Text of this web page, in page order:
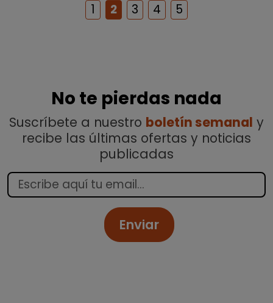
1 2 3 4 5
No te pierdas nada
Suscríbete a nuestro boletín semanal y
recibe las últimas ofertas y noticias
publicadas
Enviar